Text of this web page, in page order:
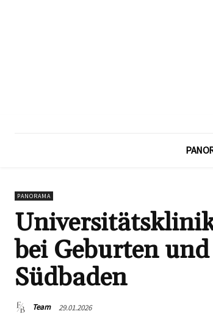
PANORAMA
bei Geburten
Südbaden
Team 29.01.2026